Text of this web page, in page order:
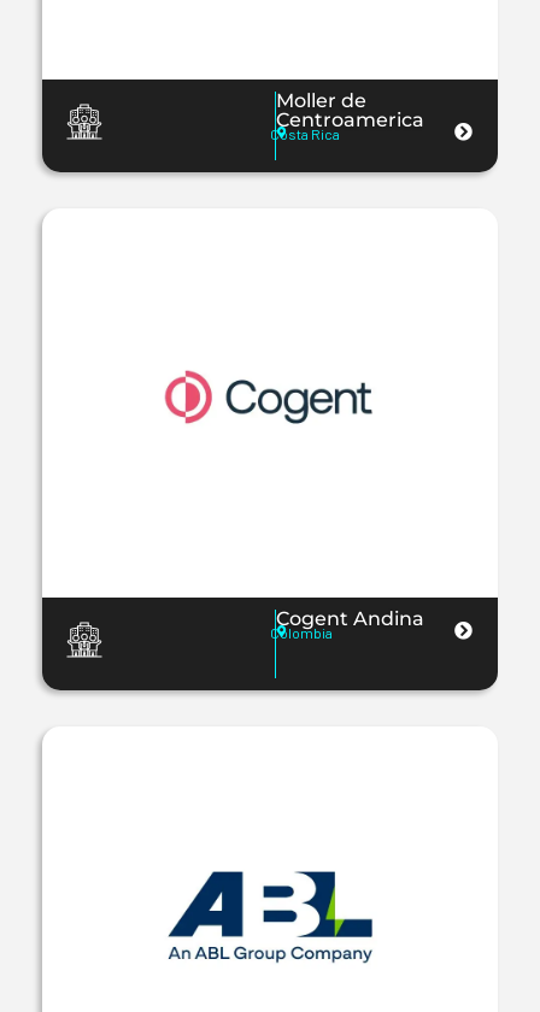
Moller de
Centroamerica
Costa Rica
Cogent Andina
Colombia